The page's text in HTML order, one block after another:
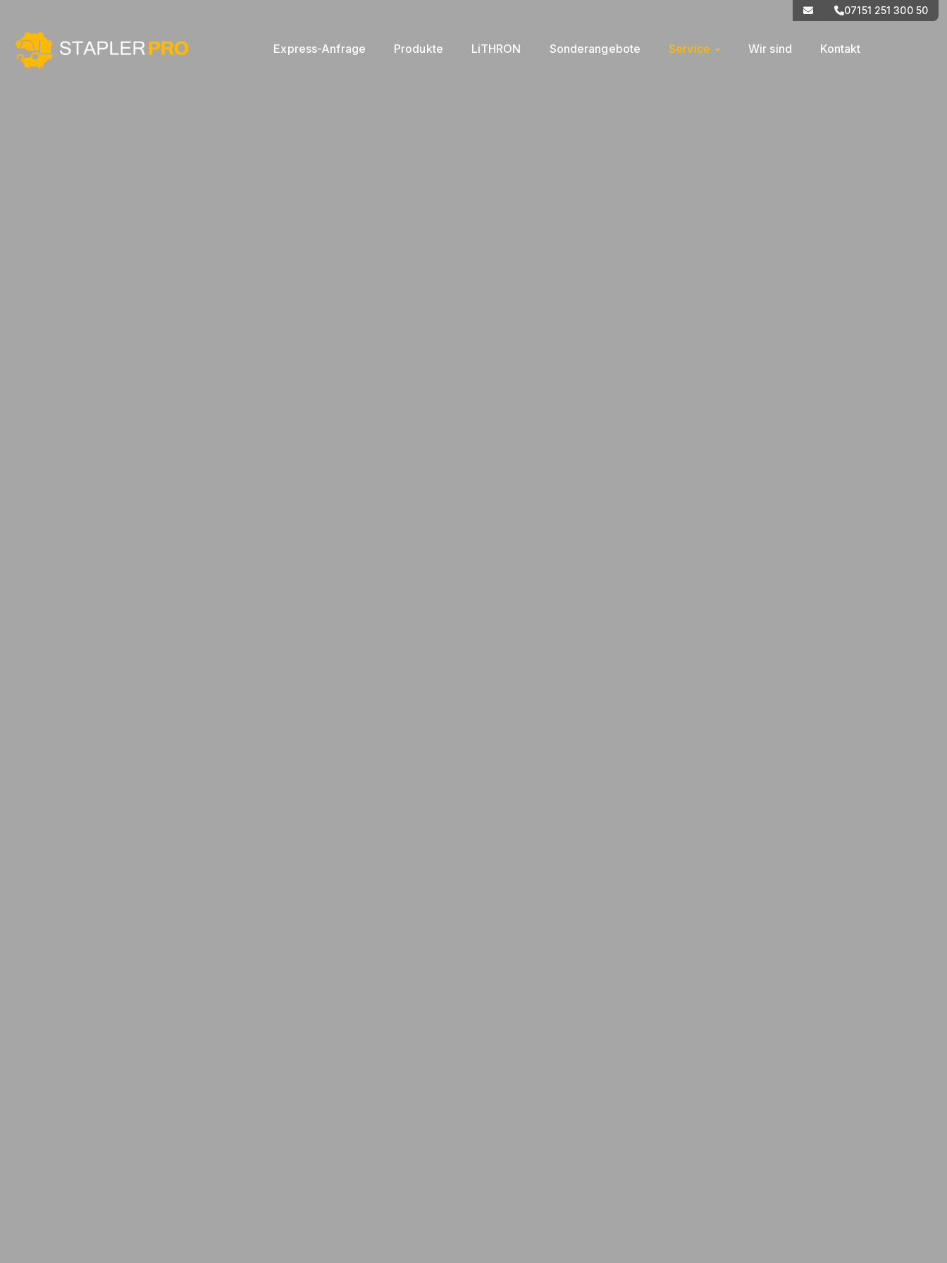
07151 251 300 50
Express-Anfrage Produkte LiTHRON Sonderangebote Service Wir sind Kontakt